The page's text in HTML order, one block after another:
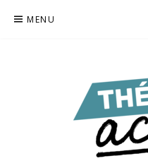
MENU